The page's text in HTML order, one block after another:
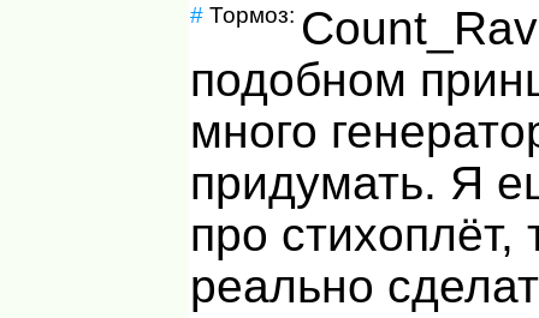
# Тормоз:
подобном
много
придумать. Я
про стихоплёт,
реально